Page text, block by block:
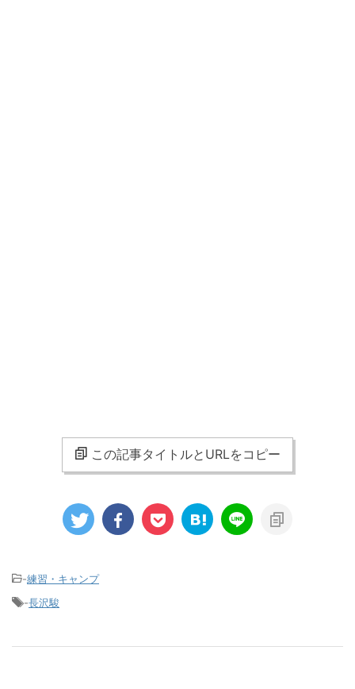
この記事タイトルとURLをコピー
-練習・キャンプ
-長沢駿